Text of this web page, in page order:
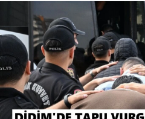
TARIM
TURİZM
YAŞAM
RESMİ İLANLAR